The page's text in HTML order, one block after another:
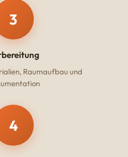
3
Raumaufbau und
4